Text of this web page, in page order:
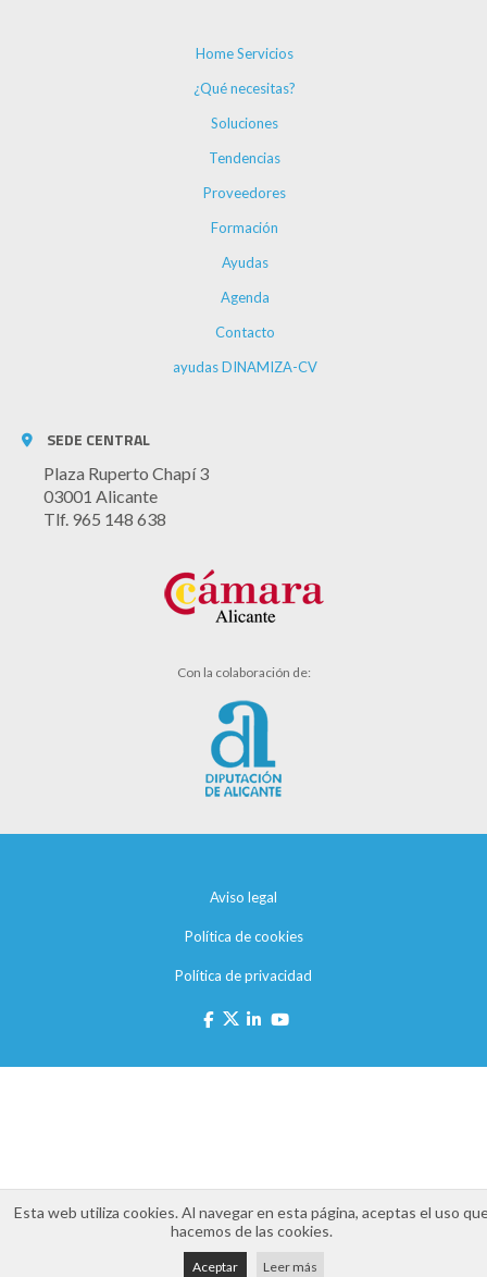
Home Servicios
¿Qué necesitas?
Soluciones
Tendencias
Proveedores
Formación
Ayudas
Agenda
Contacto
ayudas DINAMIZA-CV
SEDE CENTRAL
Plaza Ruperto Chapí 3
03001 Alicante
Tlf. 965 148 638
Con la colaboración de:
Aviso legal
Política de cookies
Política de privacidad
Esta web utiliza cookies. Al navegar en esta página, aceptas el uso
hacemos de las cookies.
Aceptar Leer más